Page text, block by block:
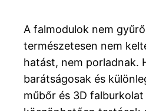
A falmodulok nem
természetesen nem
hatást, nem porladnak.
barátságosak és
műbőr és 3D